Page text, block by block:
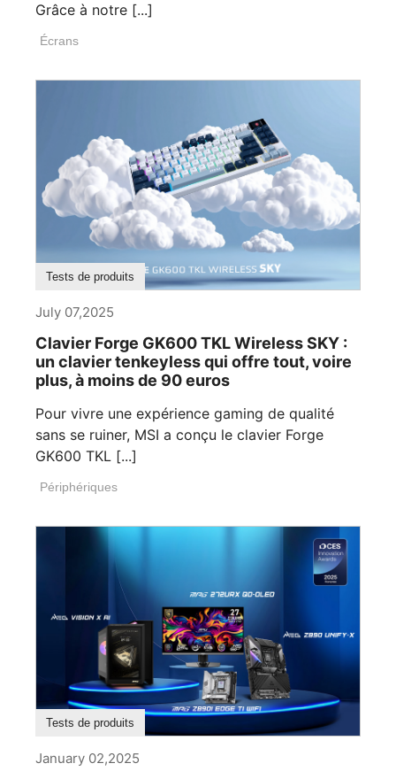
Grâce à notre [...]
Écrans
Tests de produits
July 07,2025
Clavier Forge GK600 TKL Wireless SKY :
un clavier tenkeyless qui offre tout, voire
plus, à moins de 90 euros
Pour vivre une expérience gaming de qualité
sans se ruiner, MSI a conçu le clavier Forge
GK600 TKL [...]
Périphériques
Tests de produits
January 02,2025